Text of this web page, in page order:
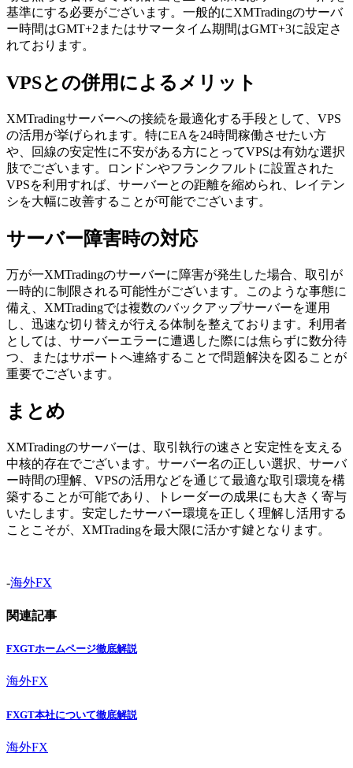
基準にする必要がございます。一般的にXMTradingのサーバ
ー時間はGMT+2またはサマータイム期間はGMT+3に設定さ
れております。
VPSとの併用によるメリット
XMTradingサーバーへの接続を最適化する手段として、VPS
の活用が挙げられます。特にEAを24時間稼働させたい方
や、回線の安定性に不安がある方にとってVPSは有効な選択
肢でございます。ロンドンやフランクフルトに設置された
VPSを利用すれば、サーバーとの距離を縮められ、レイテン
シを大幅に改善することが可能でございます。
サーバー障害時の対応
万が一XMTradingのサーバーに障害が発生した場合、取引が
一時的に制限される可能性がございます。このような事態に
備え、XMTradingでは複数のバックアップサーバーを運用
し、迅速な切り替えが行える体制を整えております。利用者
としては、サーバーエラーに遭遇した際には焦らずに数分待
つ、またはサポートへ連絡することで問題解決を図ることが
重要でございます。
まとめ
XMTradingのサーバーは、取引執行の速さと安定性を支える
中核的存在でございます。サーバー名の正しい選択、サーバ
ー時間の理解、VPSの活用などを通じて最適な取引環境を構
築することが可能であり、トレーダーの成果にも大きく寄与
いたします。安定したサーバー環境を正しく理解し活用する
ことこそが、XMTradingを最大限に活かす鍵となります。
-海外FX
関連記事
FXGTホームページ徹底解説
海外FX
FXGT本社について徹底解説
海外FX